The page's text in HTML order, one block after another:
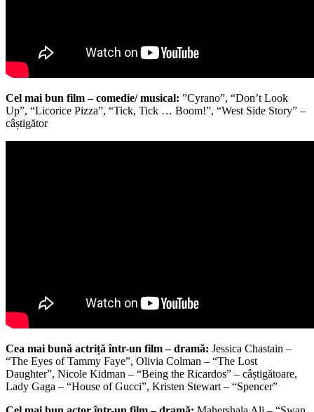
Cel mai bun film – comedie/ musical: ”Cyrano”, “Don’t Look
Up”, “Licorice Pizza”, “Tick, Tick … Boom!”, “West Side Story” –
câștigător
Cea mai bună actriță într-un film – dramă: Jessica Chastain –
“The Eyes of Tammy Faye”, Olivia Colman – “The Lost
Daughter”, Nicole Kidman – “Being the Ricardos” – câștigătoare,
Lady Gaga – “House of Gucci”, Kristen Stewart – “Spencer”